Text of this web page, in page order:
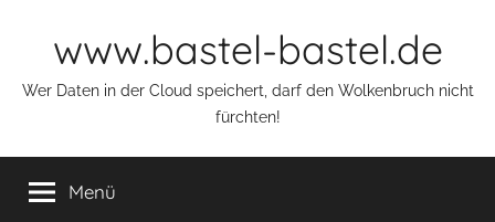
www.bastel-bastel.de
Wer Daten in der Cloud speichert, darf den Wolkenbruch nicht
fürchten!
Menü